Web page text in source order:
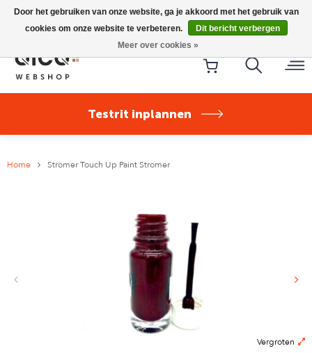
Riese & Müller Nevo5 Silent Core nu direct uit voorraad
leverbaar!
Testrit inplannen
Home Stromer Touch Up Paint Stromer
Vergroten
Door het gebruiken van onze website, ga je akkoord met het gebruik van
cookies om onze website te verbeteren.
Dit bericht verbergen
Meer over cookies »